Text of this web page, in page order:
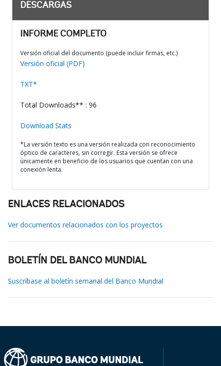
DESCARGAS
INFORME COMPLETO
Versión oficial del documento (puede incluir firmas, etc.)
Versión oficial (PDF)
TXT*
Total Downloads** : 96
Download Stats
*La versión texto es una versión realizada con reconocimiento
óptico de caracteres, sin corregir. Esta versión se ofrece
únicamente en beneficio de los usuarios que cuentan con una
conexión lenta.
ENLACES RELACIONADOS
Ver documentos relacionados con los proyectos
BOLETÍN DEL BANCO MUNDIAL
Suscríbase al boletín semanal del Banco Mundial